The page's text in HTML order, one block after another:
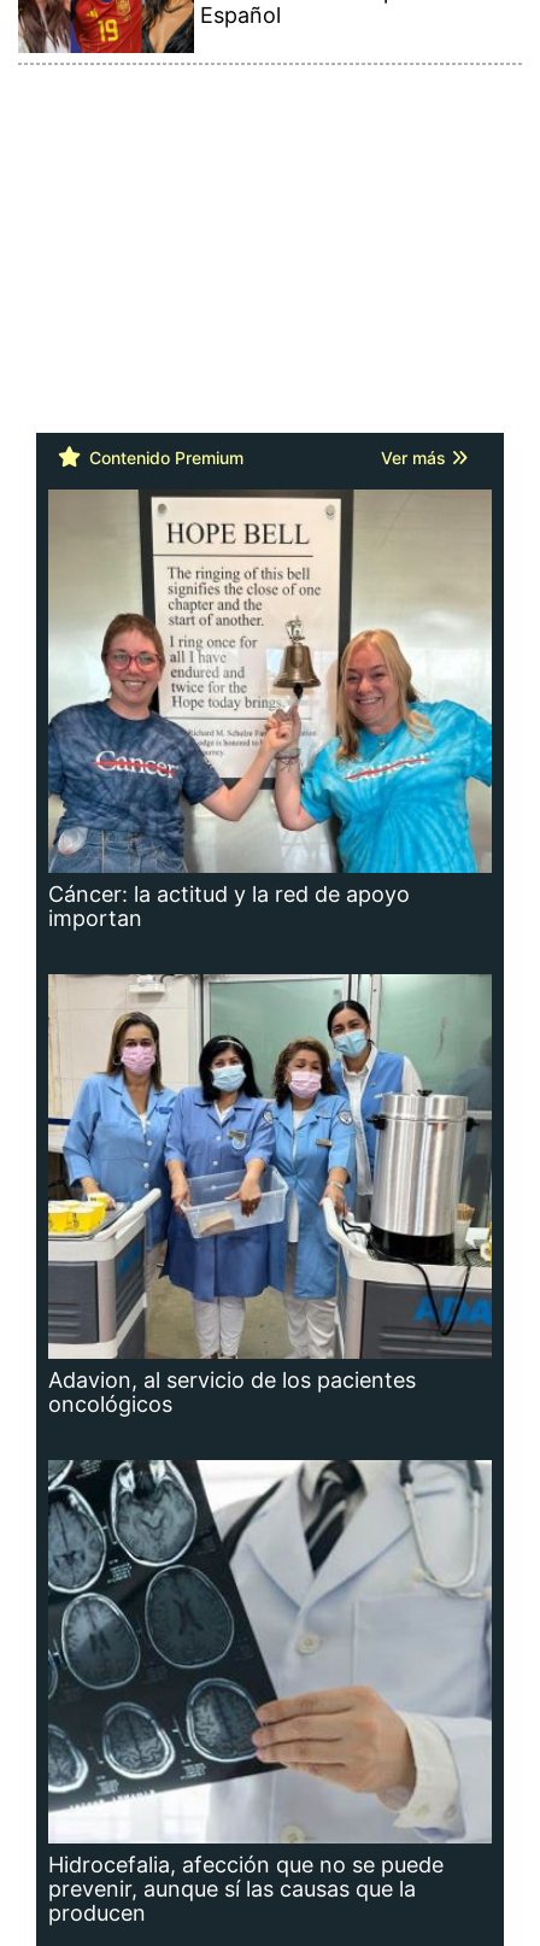
Español
Contenido Premium Ver más
Cáncer: la actitud y la red de apoyo
importan
Adavion, al servicio de los pacientes
oncológicos
Hidrocefalia, afección que no se puede
prevenir, aunque sí las causas que la
producen